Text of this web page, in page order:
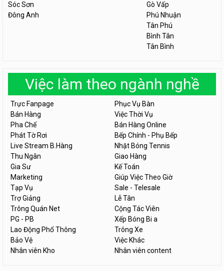
Sóc Sơn
Đông Anh
Gò Vấp
Phú Nhuận
Tân Phú
Bình Tân
Tân Bình
Việc làm theo ngành nghề
Trực Fanpage
Phục Vụ Bàn
Bán Hàng
Việc Thời Vụ
Pha Chế
Bán Hàng Online
Phát Tờ Rơi
Bếp Chính - Phụ Bếp
Live Stream B.Hàng
Nhặt Bóng Tennis
Thu Ngân
Giao Hàng
Gia Sư
Kế Toán
Marketing
Giúp Việc Theo Giờ
Tạp Vụ
Sale - Telesale
Trợ Giảng
Lễ Tân
Trông Quán Net
Cộng Tác Viên
PG - PB
Xếp Bóng Bi a
Lao Động Phổ Thông
Trông Xe
Bảo Vệ
Việc Khác
Nhân viên Kho
Nhân viên content